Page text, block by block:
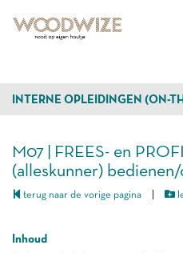
INTERNE OPLEIDINGEN (ON-
M07 | FREES- en
(alleskunner)
terug naar de vorige pagina
Inhoud